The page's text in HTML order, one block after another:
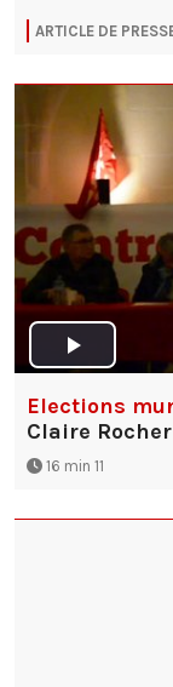
ARTICLE DE
Elections
Claire
16 min 11